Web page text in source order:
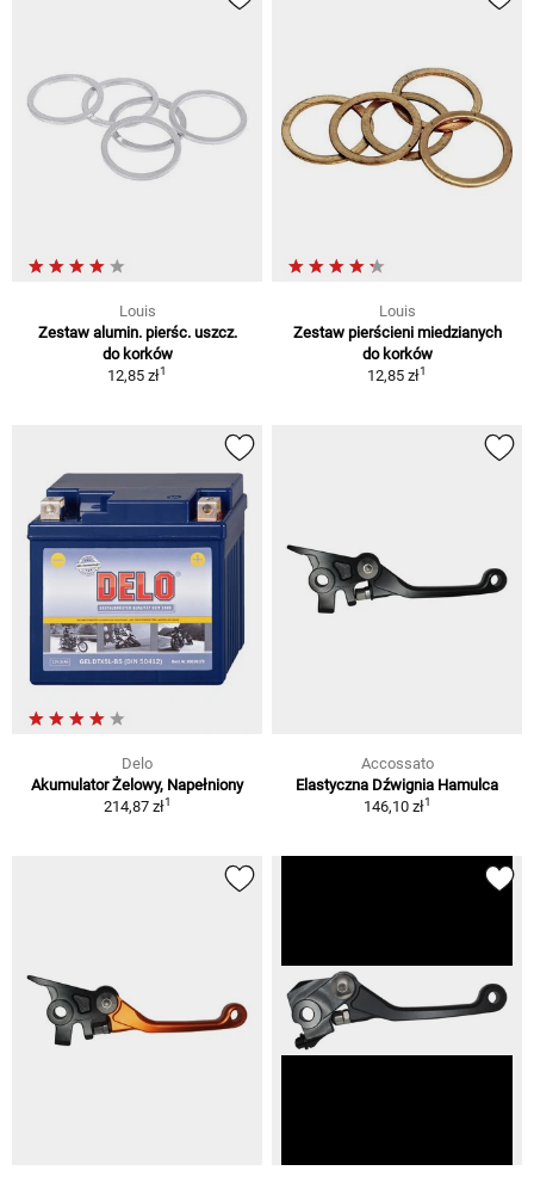
Louis
Zestaw alumin. pierśc. uszcz.
do korków
12,85 zł1
Louis
Zestaw pierścieni miedzianych
do korków
12,85 zł1
Delo
Akumulator Żelowy, Napełniony
214,87 zł1
Accossato
Elastyczna Dźwignia Hamulca
146,10 zł1